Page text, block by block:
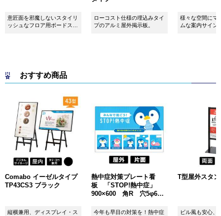
意匠面を邪魔しないスタイリ
ッシュなフロア用ボードスタ
ローコスト仕様の埋込みタイ
プのアルミ屋外掲示板。
様々な空間にマ
ムな案内サイン
おすすめ商品
Comabo イーゼルタイプ
TP43CS3 ブラック
縦横兼用、ディスプレイ・ス
熱中症対策プレート看
板 「STOP!熱中症」
900×600 角R 穴5φ6カ
今年も早目の対策を！熱中症
T型屋外スタ
ビル風も安心、